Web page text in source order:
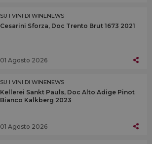
SU I VINI DI WINENEWS
Cesarini Sforza, Doc Trento Brut 1673 2021
01 Agosto 2026
SU I VINI DI WINENEWS
Kellerei Sankt Pauls, Doc Alto Adige Pinot
Bianco Kalkberg 2023
01 Agosto 2026